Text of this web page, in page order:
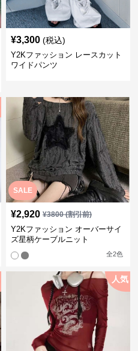
¥3,300 (税込)
Y2Kファッション レースカット
ワイドパンツ
SALE
¥2,920 ¥3800(割引前)
Y2Kファッション オーバーサイ
ズ星柄ケーブルニット
全2色
人気